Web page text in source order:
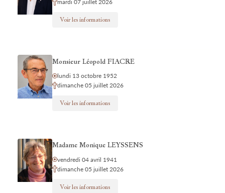
mardi 07 juillet 2026
Voir les informations
Monsieur Léopold FIACRE
lundi 13 octobre 1952
dimanche 05 juillet 2026
Voir les informations
Madame Monique LEYSSENS
vendredi 04 avril 1941
dimanche 05 juillet 2026
Voir les informations